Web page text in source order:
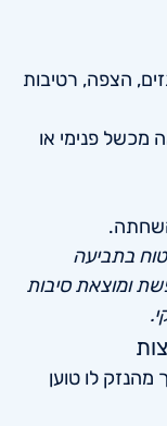
הצפה, רטיבות
מכשל פנימי או
בתביעה
ומוצאת סיבות
לו טוען